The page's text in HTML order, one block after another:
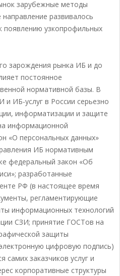
зарубежные методы
развивалось
появлению узкопрофильных
зарождения рынка ИБ и до
постоянное
нормативной базы. В
и ИБ-услуг в России серьезно
информатизации и защите
информационной
«О персональных данных»
ИБ нормативным
федеральный закон «Об
разработанные
РФ (в настоящее время
регламентирующие
информационных технологий
СЗИ; принятие ГОСТов на
защиты
цифровую подпись)
самих заказчиков услуг и
корпоративные структуры